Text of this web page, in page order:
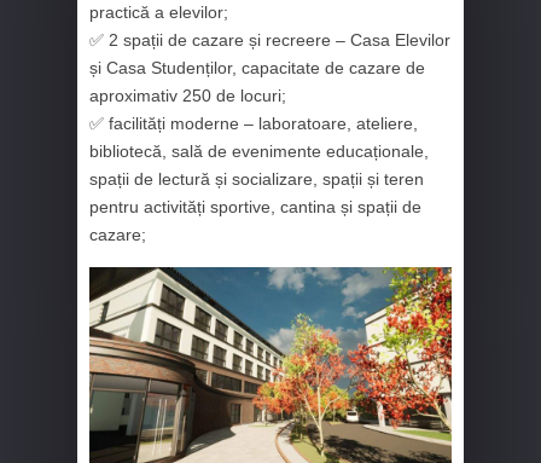
practică a elevilor;
✅ 2 spații de cazare și recreere – Casa Elevilor
și Casa Studenților, capacitate de cazare de
aproximativ 250 de locuri;
✅ facilități moderne – laboratoare, ateliere,
bibliotecă, sală de evenimente educaționale,
spații de lectură și socializare, spații și teren
pentru activități sportive, cantina și spații de
cazare;